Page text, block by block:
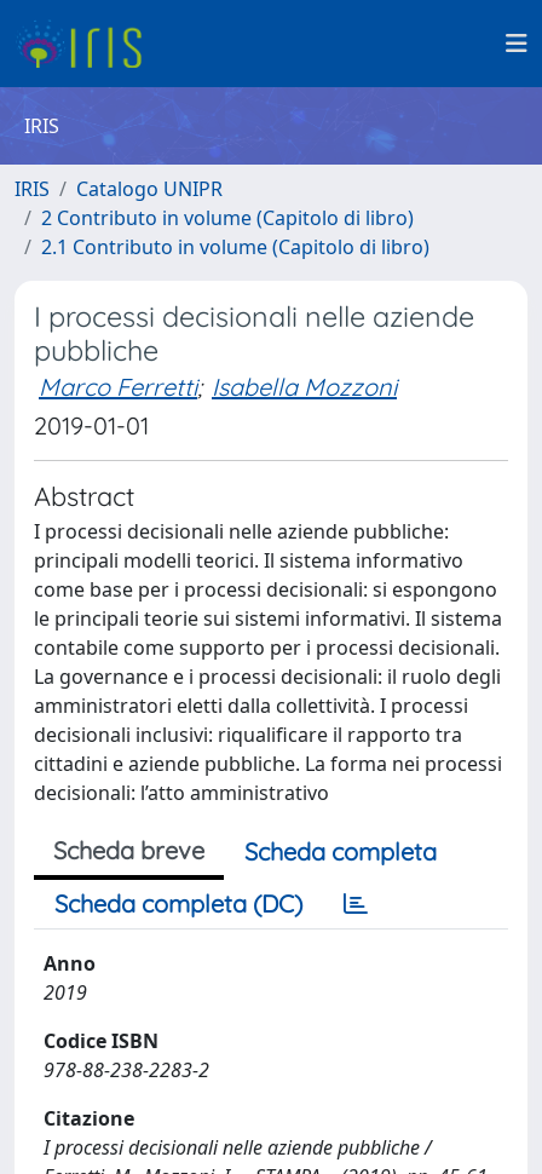
IRIS
IRIS
Catalogo UNIPR
2 Contributo in volume (Capitolo di libro)
2.1 Contributo in volume (Capitolo di libro)
I processi decisionali nelle aziende
pubbliche
Marco Ferretti; Isabella Mozzoni
2019-01-01
Abstract
I processi decisionali nelle aziende pubbliche:
principali modelli teorici. Il sistema informativo
come base per i processi decisionali: si espongono
le principali teorie sui sistemi informativi. Il sistema
contabile come supporto per i processi decisionali.
La governance e i processi decisionali: il ruolo degli
amministratori eletti dalla collettività. I processi
decisionali inclusivi: riqualificare il rapporto tra
cittadini e aziende pubbliche. La forma nei processi
decisionali: l’atto amministrativo
Scheda breve
Scheda completa
Scheda completa (DC)
Anno
2019
Codice ISBN
978-88-238-2283-2
Citazione
I processi decisionali nelle aziende pubbliche /